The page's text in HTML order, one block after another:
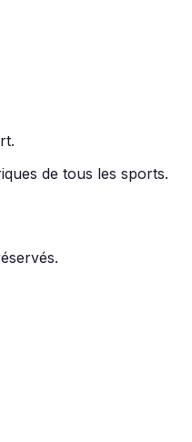
de tous les sports.